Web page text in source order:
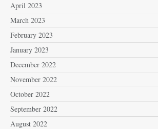
April 2023
March 2023
February 2023
January 2023
December 2022
November 2022
October 2022
September 2022
August 2022